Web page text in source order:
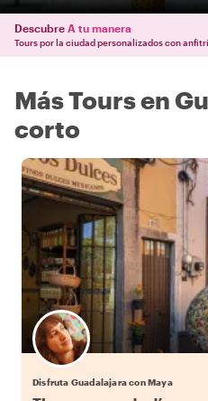
Descubre A tu manera
Tours por la ciudad personalizados con
Más Tours en
corto
Disfruta Guadalajara con Maya